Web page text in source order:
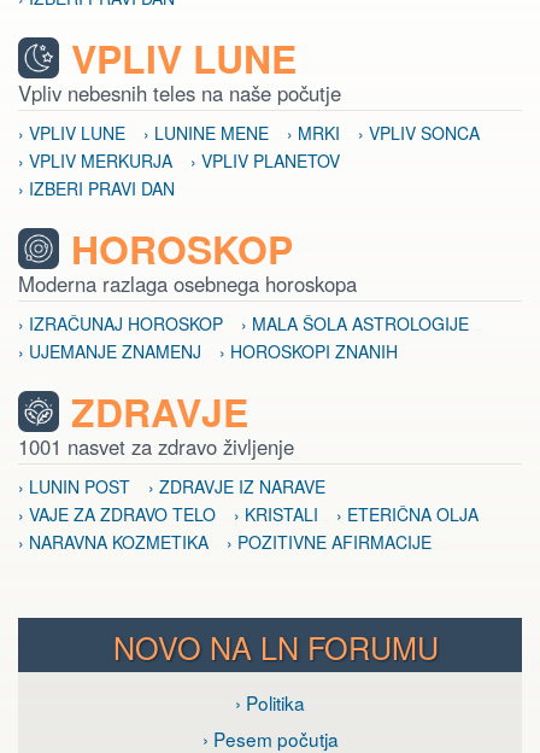
VPLIV LUNE
Vpliv nebesnih teles na naše počutje
› VPLIV LUNE › LUNINE MENE › MRKI
› VPLIV SONCA
› VPLIV MERKURJA
› VPLIV PLANETOV
› IZBERI PRAVI DAN
HOROSKOP
Moderna razlaga osebnega horoskopa
› IZRAČUNAJ HOROSKOP
› MALA ŠOLA ASTROLOGIJE
› UJEMANJE ZNAMENJ
› HOROSKOPI ZNANIH
ZDRAVJE
1001 nasvet za zdravo življenje
› LUNIN POST
› ZDRAVJE IZ NARAVE
› VAJE ZA ZDRAVO TELO
› KRISTALI
› ETERIČNA OLJA
› NARAVNA KOZMETIKA
› POZITIVNE AFIRMACIJE
NOVO NA LN FORUMU
› Politika
› Pesem počutja